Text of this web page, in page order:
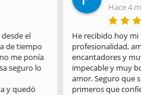
Hace 4 meses
He recibido hoy mi pedido y estoy
profesionalidad, amabilidad y el
encantadores y muy atentos, la
impecable y muy bonita,
amor. Seguro que si tengo otro
primeros que confíe. Muchas